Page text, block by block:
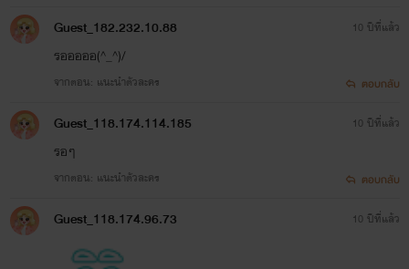
Guest_182.232.10.88
รอออออ(^_^)/
จากตอน: แนะนำตัวละคร
10 ปีที่แล้ว
ตอบกลับ
Guest_118.174.114.185
รอๆ
จากตอน: แนะนำตัวละคร
10 ปีที่แล้ว
ตอบกลับ
Guest_118.174.96.73 10 ปีที่แล้ว